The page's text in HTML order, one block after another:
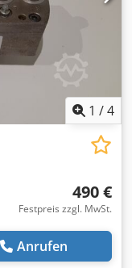
1 /4
490 €
Festpreis zzgl. MwSt.
Anrufen